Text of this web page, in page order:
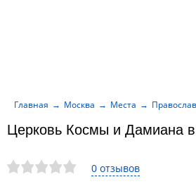
0 отзывов
Церковь Космы и Дамиана
Главная Москва Места